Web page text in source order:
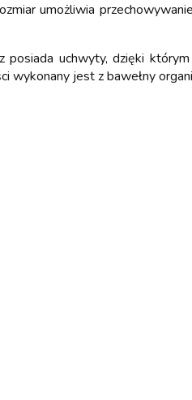
umożliwia
uchwyty, dzięki
wykonany jest z bawełny